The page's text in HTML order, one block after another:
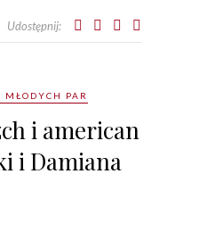
Udostępnij:
MŁODYCH PAR
i american
i Damiana